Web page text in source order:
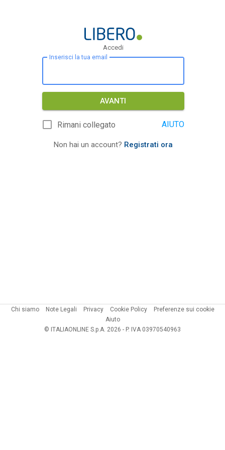
Accedi
Inserisci la tua email
AVANTI
Rimani collegato AIUTO
Non hai un account? Registrati ora
Chi siamo Note Legali Privacy Cookie Policy
Preferenze sui cookie
Aiuto
© ITALIAONLINE S.p.A. 2026 - P. IVA 03970540963